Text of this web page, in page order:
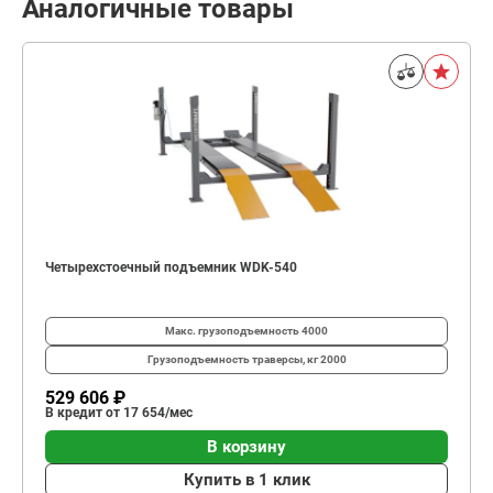
Аналогичные товары
Четырехстоечный подъемник WDK-540
Макс. грузоподъемность4000
Грузоподъемность траверсы, кг2000
529 606 ₽
В кредит от 17 654/мес
В корзину
Купить в 1 клик